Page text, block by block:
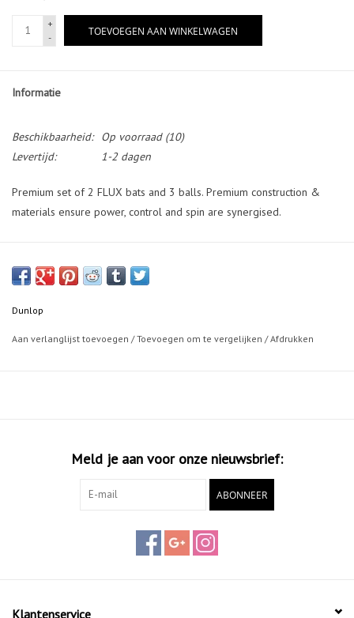
+
-
TOEVOEGEN AAN WINKELWAGEN
Informatie
Beschikbaarheid: Op voorraad(10)
Levertijd:
1-2 dagen
Premium set of 2 FLUX bats and 3 balls. Premium construction &
materials ensure power, control and spin are synergised.
Dunlop
Aan verlanglijst toevoegen /Toevoegen om te vergelijken /Afdrukken
Meld je aan voor onze nieuwsbrief:
ABONNEER
Klantenservice